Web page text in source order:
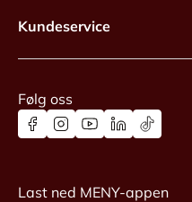
Kundeservice
Følg oss
Last ned MENY-appen